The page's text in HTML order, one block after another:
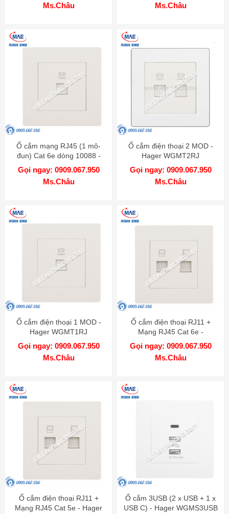
Ms.Châu
Ms.Châu
Ổ cắm mạng RJ45 (1 mô-
đun) Cat 6e dòng 10088 -
Hager WGT1RJ6
Gọi ngay: 0909.067.950
Ms.Châu
Ổ cắm điện thoại 2 MOD -
Hager WGMT2RJ
Gọi ngay: 0909.067.950
Ms.Châu
Ổ cắm điện thoại 1 MOD -
Hager WGMT1RJ
Gọi ngay: 0909.067.950
Ms.Châu
Ổ cắm điện thoại RJ11 +
Mạng RJ45 Cat 6e -
WGMT2RJRJ6
Gọi ngay: 0909.067.950
Ms.Châu
Ổ cắm điện thoại RJ11 +
Mạng RJ45 Cat 5e - Hager
Ổ cắm 3USB (2 x USB + 1 x
USB C) - Hager WGMS3USB